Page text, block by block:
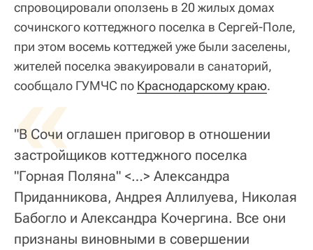
спровоцировали оползень в 20 жилых домах
сочинского коттеджного поселка в Сергей-Поле,
при этом восемь коттеджей уже были заселены,
жителей поселка эвакуировали в санаторий,
сообщало ГУМЧС по Краснодарскому краю.
«
"В Сочи оглашен приговор в отношении
застройщиков коттеджного поселка
"Горная Поляна" <…> Александра
Приданникова, Андрея Аллилуева, Николая
Бабогло и Александра Кочергина. Все они
признаны виновными в совершении